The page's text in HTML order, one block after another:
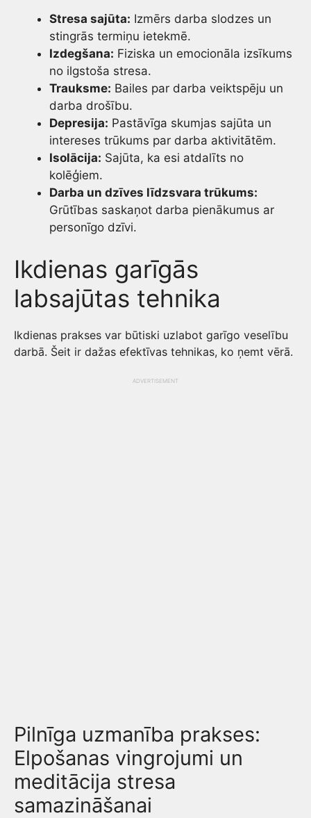
Stresa sajūta: Izmērs darba slodzes un
stingrās termiņu ietekmē.
Izdegšana: Fiziska un emocionāla izsīkums
no ilgstoša stresa.
Trauksme: Bailes par darba veiktspēju un
darba drošību.
Depresija: Pastāvīga skumjas sajūta un
intereses trūkums par darba aktivitātēm.
Isolācija: Sajūta, ka esi atdalīts no
kolēģiem.
Darba un dzīves līdzsvara trūkums:
Grūtības saskaņot darba pienākumus ar
personīgo dzīvi.
Ikdienas garīgās
labsajūtas tehnika
Ikdienas prakses var būtiski uzlabot garīgo veselību
darbā. Šeit ir dažas efektīvas tehnikas, ko ņemt vērā.
ADVERTISEMENT
Pilnīga uzmanība prakses:
Elpošanas vingrojumi un
meditācija stresa
samazināšanai